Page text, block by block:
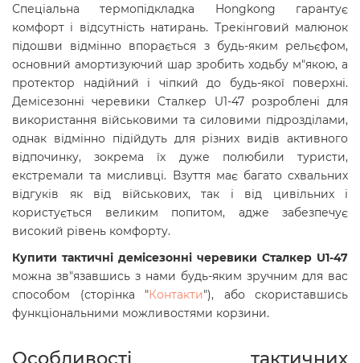
Спеціальна термопідкладка Hongkong гарантує
комфорт і відсутність натирань. Трекінговий малюнок
підошви відмінно впорається з будь-яким рельєфом,
основний амортизуючий шар зробить ходьбу м"якою, а
протектор надійний і чіпкий до будь-якої поверхні.
Демісезонні черевики Сталкер U1-47 розроблені для
використання військовими та силовими підрозділами,
однак відмінно підійдуть для різних видів активного
відпочинку, зокрема їх дуже полюбили туристи,
екстремали та мисливці. Взуття має багато схвальних
відгуків як від військових, так і від цивільних і
користується великим попитом, адже забезпечує
високий рівень комфорту.
Купити тактичні демісезонні черевики Сталкер U1-47
можна зв"язавшись з нами будь-яким зручним для вас
способом (сторінка "Контакти"), або скориставшись
функціональними можливостями корзини.
Особливості тактичних